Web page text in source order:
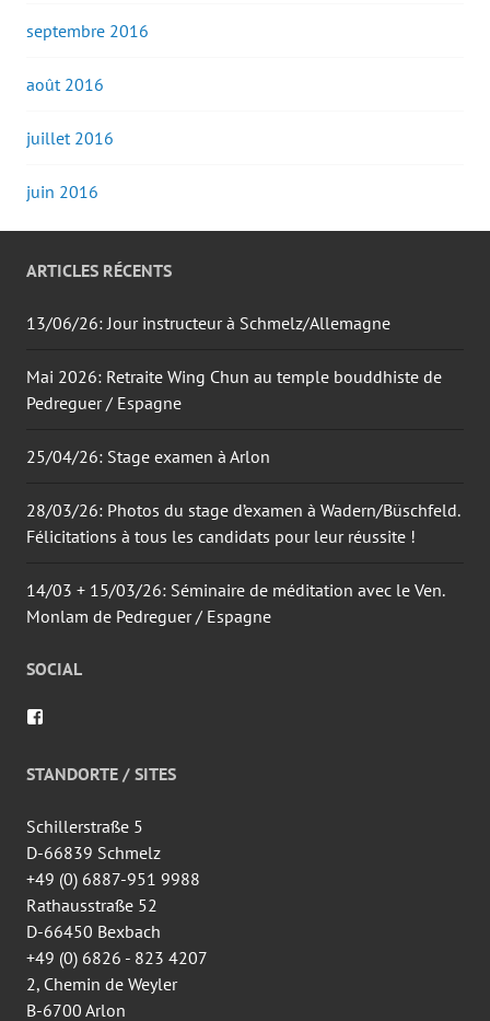
septembre 2016
août 2016
juillet 2016
juin 2016
ARTICLES RÉCENTS
13/06/26: Jour instructeur à Schmelz/Allemagne
Mai 2026: Retraite Wing Chun au temple bouddhiste de
Pedreguer / Espagne
25/04/26: Stage examen à Arlon
28/03/26: Photos du stage d’examen à Wadern/Büschfeld.
Félicitations à tous les candidats pour leur réussite !
14/03 + 15/03/26: Séminaire de méditation avec le Ven.
Monlam de Pedreguer / Espagne
SOCIAL
de
wingtsun.arlon
Facebook
STANDORTE / SITES
Schillerstraße 5
D-66839 Schmelz
+49 (0) 6887-951 9988
Rathausstraße 52
D-66450 Bexbach
+49 (0) 6826 - 823 4207
2, Chemin de Weyler
B-6700 Arlon